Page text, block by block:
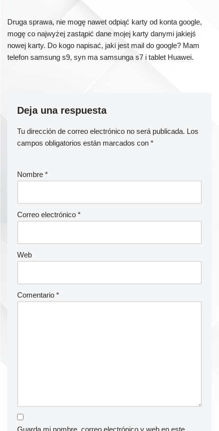
Druga sprawa, nie mogę nawet odpiąć karty od konta google,
mogę co najwyżej zastąpić dane mojej karty danymi jakiejś
nowej karty. Do kogo napisać, jaki jest mail do google? Mam
telefon samsung s9, syn ma samsunga s7 i tablet Huawei.
Deja una respuesta
Tu dirección de correo electrónico no será publicada. Los
campos obligatorios están marcados con *
Nombre *
Correo electrónico *
Web
Comentario *
Guarda mi nombre, correo electrónico y web en este